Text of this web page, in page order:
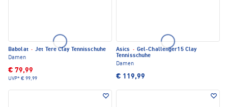
Babolat · Jet Tere Clay Tennisschuhe
Damen
€ 79,99
UVP* € 99,99
Asics · Gel-Challenger15 Clay
Tennisschuhe
Damen
€ 119,99